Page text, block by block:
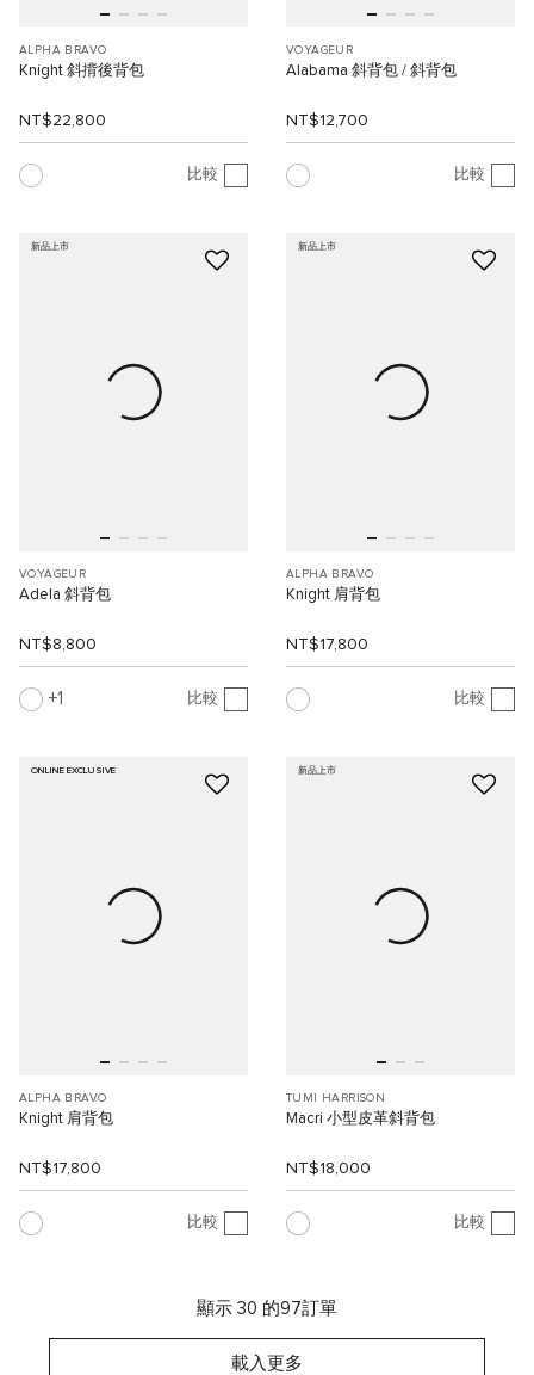
ALPHA BRAVO
Knight 斜揹後背包
NT$22,800
比較
VOYAGEUR
Alabama 斜背包 / 斜背包
NT$12,700
比較
新品上市
VOYAGEUR
Adela 斜背包
NT$8,800
1 比較
新品上市
ALPHA BRAVO
Knight 肩背包
NT$17,800
比較
ONLINE EXCLUSIVE
ALPHA BRAVO
Knight 肩背包
NT$17,800
比較
新品上市
TUMI HARRISON
Macri 小型皮革斜背包
NT$18,000
比較
顯示 30 的97訂單
載入更多